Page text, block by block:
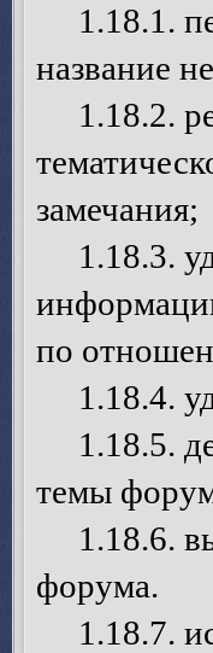
1.18.1.
название
1.18.2.
замечания;
1.18.3.
по
1.18.4.
1.18.5.
темы
1.18.6.
форума.
1.18.7.